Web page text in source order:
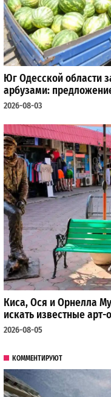
Юг Одесской области
арбузами:
2026-08-03
Киса, Ося и Орнелла
искать известные
2026-08-05
КОММЕНТИРУЮТ